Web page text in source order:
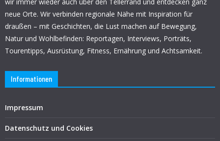
wir immer wieder auch über den Tellerrand und entdecken ganz
neue Orte. Wir verbinden regionale Nähe mit Inspiration für
draußen – mit Geschichten, die Lust machen auf Bewegung,
Natur und Wohlbefinden: Reportagen, Interviews, Porträts,
Tourentipps, Ausrüstung, Fitness, Ernährung und Achtsamkeit.
Informationen
Impressum
Datenschutz und Cookies